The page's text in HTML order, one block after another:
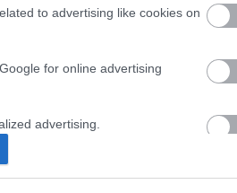
to advertising like cookies on
for online advertising
advertising.
to analytics like cookies on
Keresés